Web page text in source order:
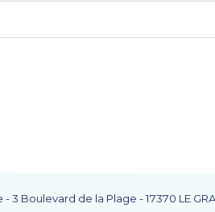
3 Boulevard de la Plage - 17370 LE